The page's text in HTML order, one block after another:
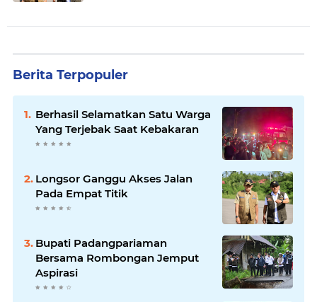
Berita Terpopuler
Berhasil Selamatkan Satu Warga
Yang Terjebak Saat Kebakaran
Longsor Ganggu Akses Jalan
Pada Empat Titik
Bupati Padangpariaman
Bersama Rombongan Jemput
Aspirasi